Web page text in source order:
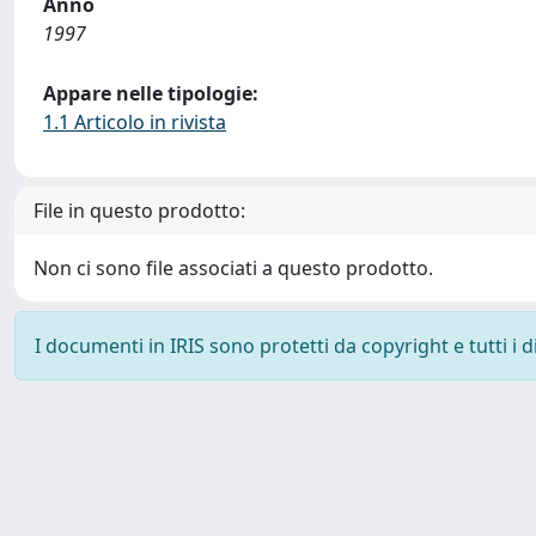
1997
Appare nelle tipologie:
1.1 Articolo in rivista
File in questo prodotto:
Non ci sono file associati a questo prodotto.
I documenti in IRIS sono protetti da copyright e tutti i